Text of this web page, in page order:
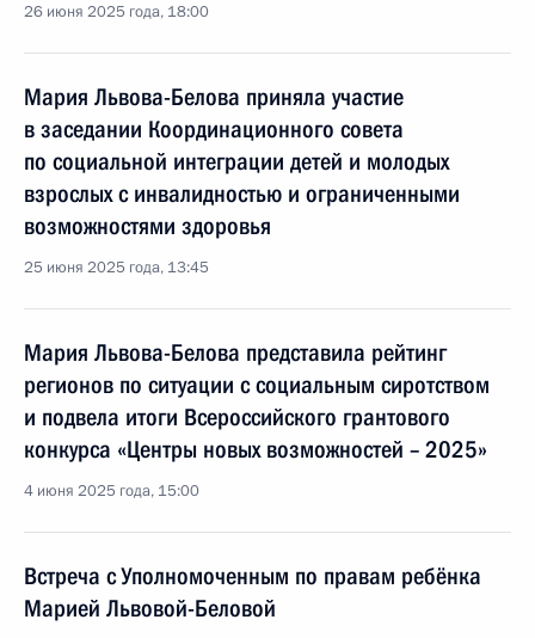
26 июня 2025 года, 18:00
Мария Львова-Белова приняла участие
в заседании Координационного совета
по социальной интеграции детей и молодых
взрослых с инвалидностью и ограниченными
возможностями здоровья
25 июня 2025 года, 13:45
Мария Львова-Белова представила рейтинг
регионов по ситуации с социальным сиротством
и подвела итоги Всероссийского грантового
конкурса «Центры новых возможностей – 2025»
4 июня 2025 года, 15:00
Встреча с Уполномоченным по правам ребёнка
Марией Львовой-Беловой